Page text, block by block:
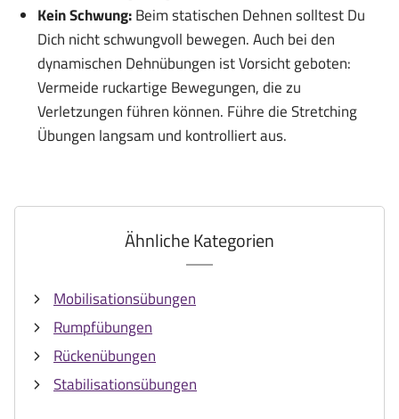
Kein Schwung:Beim statischen Dehnen solltest Du
Dich nicht schwungvoll bewegen. Auch bei den
dynamischen Dehnübungen ist Vorsicht geboten:
Vermeide ruckartige Bewegungen, die zu
Verletzungen führen können. Führe die Stretching
Übungen langsam und kontrolliert aus.
Ähnliche Kategorien
Mobilisationsübungen
Rumpfübungen
Rückenübungen
Stabilisationsübungen